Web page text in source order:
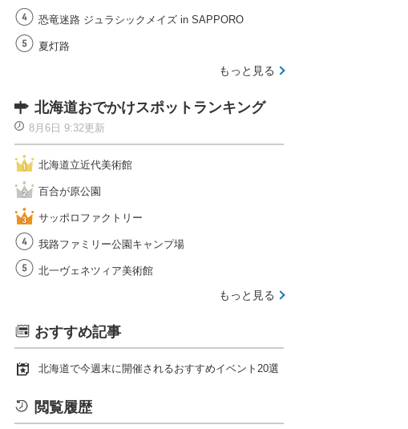
恐竜迷路 ジュラシックメイズ in SAPPORO
夏灯路
もっと見る
北海道おでかけスポットランキング
8月6日 9:32更新
北海道立近代美術館
百合が原公園
サッポロファクトリー
我路ファミリー公園キャンプ場
北一ヴェネツィア美術館
もっと見る
おすすめ記事
北海道で今週末に開催されるおすすめイベント20選
閲覧履歴